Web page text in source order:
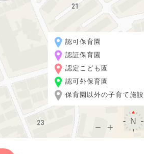
認可保育園
認証保育園
認定こども園
認可外保育園
保育園以外の子育て施設